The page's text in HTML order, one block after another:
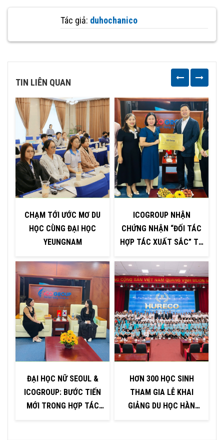
Tác giả: duhochanico
TIN LIÊN QUAN
CHẠM TỚI ƯỚC MƠ DU
HỌC CÙNG ĐẠI HỌC
YEUNGNAM
ĐẠI HỌC NỮ SEOUL &
ICOGROUP: BƯỚC TIẾN
MỚI TRONG HỢP TÁC
ICOGROUP NHẬN
CHỨNG NHẬN “ĐỐI TÁC
HỢP TÁC XUẤT SẮC” TỪ
QUỐC
HƠN 300 HỌC SINH
THAM GIA LỄ KHAI
GIẢNG DU HỌC HÀN